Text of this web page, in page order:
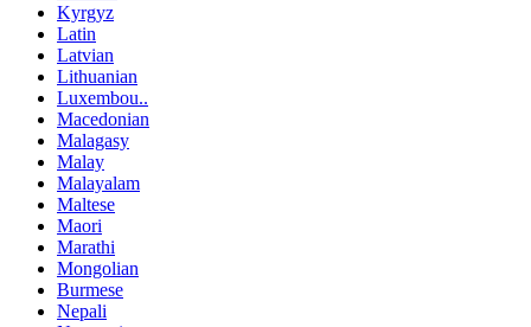
Kyrgyz
Latin
Latvian
Lithuanian
Luxembou..
Macedonian
Malagasy
Malay
Malayalam
Maltese
Maori
Marathi
Mongolian
Burmese
Nepali